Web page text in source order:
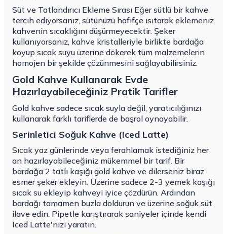
Süt ve Tatlandırıcı Ekleme Sırası Eğer sütlü bir kahve
tercih ediyorsanız, sütünüzü hafifçe ısıtarak eklemeniz
kahvenin sıcaklığını düşürmeyecektir. Şeker
kullanıyorsanız, kahve kristalleriyle birlikte bardağa
koyup sıcak suyu üzerine dökerek tüm malzemelerin
homojen bir şekilde çözünmesini sağlayabilirsiniz.
Gold Kahve Kullanarak Evde
Hazırlayabileceğiniz Pratik Tarifler
Gold kahve sadece sıcak suyla değil, yaratıcılığınızı
kullanarak farklı tariflerde de başrol oynayabilir.
Serinletici Soğuk Kahve (Iced Latte)
Sıcak yaz günlerinde veya ferahlamak istediğiniz her
an hazırlayabileceğiniz mükemmel bir tarif. Bir
bardağa 2 tatlı kaşığı gold kahve ve dilerseniz biraz
esmer şeker ekleyin. Üzerine sadece 2-3 yemek kaşığı
sıcak su ekleyip kahveyi iyice çözdürün. Ardından
bardağı tamamen buzla doldurun ve üzerine soğuk süt
ilave edin. Pipetle karıştırarak saniyeler içinde kendi
Iced Latte'nizi yaratın.